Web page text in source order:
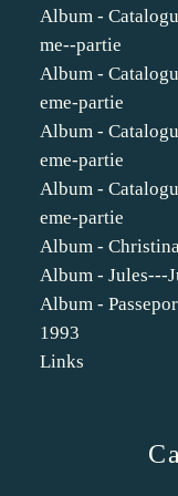
Album -
me--partie
Album -
eme-partie
Album -
eme-partie
Album -
eme-partie
Album -
Album - Jules---
Album -
1993
Links